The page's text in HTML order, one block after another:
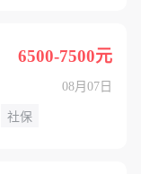
6500-7500元
08月07日
社保